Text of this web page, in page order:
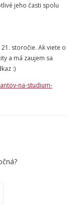
jeho časti spolu
storočie. Ak viete o
a má zaujem sa
:)
na-studium-